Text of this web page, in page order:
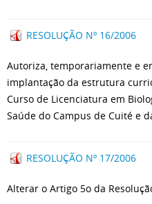
RESOLUÇÃO Nº 16/2006
Autoriza, temporariamente e
implantação da estrutura
Curso de Licenciatura em
Saúde do Campus de Cuité e
RESOLUÇÃO Nº 17/2006
Alterar o Artigo 5o da